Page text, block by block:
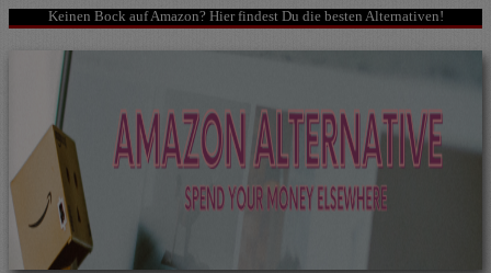
Keinen Bock auf Amazon? Hier findest Du die besten Alternativen!